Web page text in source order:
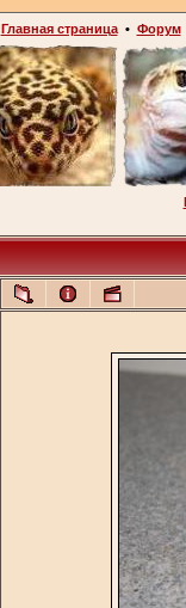
Главная страница• Форум